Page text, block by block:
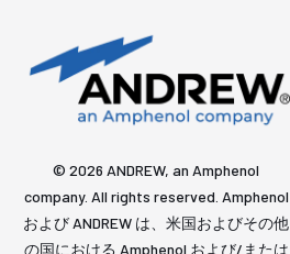
© 2026 ANDREW, an Amphenol
company. All rights reserved. Amphenol
および ANDREW は、米国およびその他
の国における Amphenol および/または